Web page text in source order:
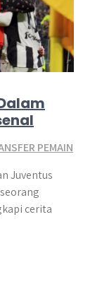
PEMAIN
Juventus
cerita